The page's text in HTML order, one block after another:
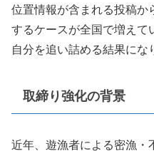
位置情報が含まれる投稿か
するケースが全国で増えて
自分を追い詰める結果にな
取締り強化の背景
近年、遊漁者による密漁・